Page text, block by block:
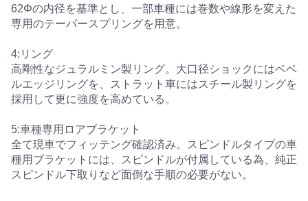
62Φの内径を基準とし、一部車種には巻数や線形を変えた
専用のテーパースプリングを用意。
4:リング
高剛性なジュラルミン製リング。大口径ショックにはベベ
ルエッジリングを、ストラット車にはスチール製リングを
採用して更に強度を高めている。
5:車種専用ロアブラケット
全て現車でフィッテング確認済み。スピンドルタイプの車
種用ブラケットには、スピンドルが付属している為、純正
スピンドル下取りなど面倒な手順の必要がない。